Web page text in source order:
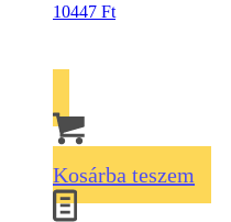
10447 Ft
Kosárba teszem